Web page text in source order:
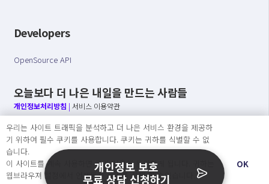
Developers
OpenSource API
오늘보다 더 나은 내일을 만드는 사람들
개인정보처리방침 | 서비스 이용약관
○ 개인정보보호 컴플라이언스를 선도하겠습니다.
○ 정보주체의 권리를 보장하겠습니다.
○ 기업의 개인정보보호를 위한 효율적 관리를 보장하겠습니다.
우리는 사이트 트래픽을 분석하고 더 나은 서비스 환경을 제공하
기 위하여 필수 쿠키를 사용합니다. 쿠키는 귀하를 식별할 수 없
습니다.
이 사이트를 계속 사용하면 쿠키 사용에 동의하게 됩니다. 귀하는
웹브라우져 설정에서 언제든지 쿠키를 삭제 할 수있습니다.
OK
개인정보 보호
무료 상담 신청하기